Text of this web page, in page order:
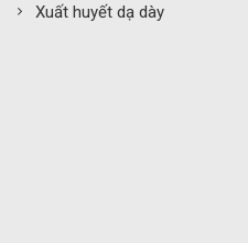
Xuất huyết dạ dày